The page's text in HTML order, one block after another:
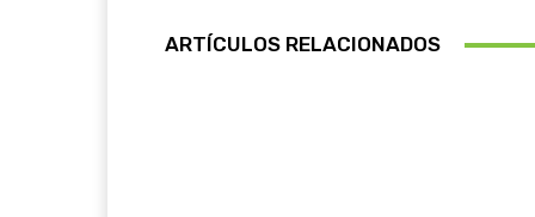
ARTÍCULOS RELACIONADOS